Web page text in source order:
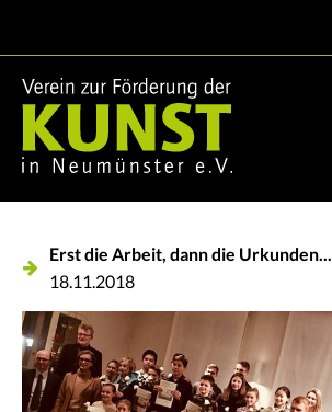
Erst die Arbeit, dann die Urkunden...
18.11.2018